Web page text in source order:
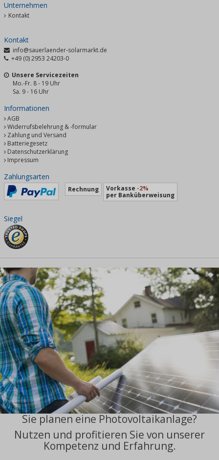
Unternehmen
Kontakt
Kontakt
info@sauerlaender-solarmarkt.de
+49 (0) 2953 24203-0
Unsere Servicezeiten
Mo.-Fr. 8 - 19 Uhr
Sa. 9 - 16 Uhr
Informationen
AGB
Widerrufsbelehrung & -formular
Zahlung und Versand
Batteriegesetz
Datenschutzerklärung
Impressum
Zahlungsarten
Rechnung Vorkasse -2%
per Banküberweisung
Siegel
Sie planen eine Photovoltaikanlage?
Nutzen und profitieren Sie von unserer
Kompetenz und Erfahrung.